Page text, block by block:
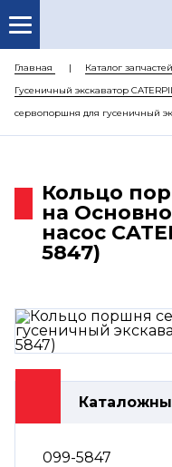
Главная Каталог запчастей
Гусеничный экскаватор
сервопоршня для гусеничный
Кольцо
на
насос
5847)
099-5847